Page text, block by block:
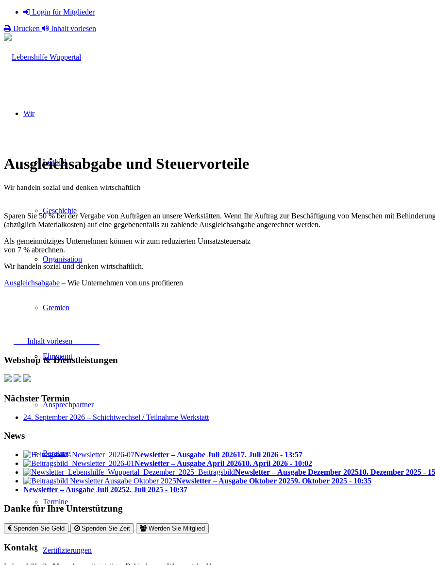
Login für Mitglieder
Drucken
Inhalt vorlesen
Wir
Leitbild
Geschichte
Organisation
Gremien
Ehrenamt
Ansprechpartner
Beratung
Termine
Zertifizierungen
Ausgleichsabgabe und Steuervorteile
Wir handeln sozial und denken wirtschaftlich
Sparen Sie 50 % bei der Vergabe von Aufträgen an unsere Werkstätten. Wenn Ihr Auftrag zur Beschäftigung von Menschen mit
(abzüglich Materialkosten) auf eine gegebenenfalls zu zahlende Ausgleichsabgabe angerechnet werden.
Als gemeinnütziges Unternehmen können wir zum reduzierten Umsatzsteuersatz
von 7 % abrechnen.
Wir handeln sozial und denken wirtschaftlich.
Ausgleichsabgabe – Wie Unternehmen von uns profitieren
Inhalt vorlesen
Webshop & Dienstleistungen
Nächster Termin
24. September 2026 – Schichtwechsel / Teilnahme Werkstatt
News
Newsletter – Ausgabe Juli 202617. Juli 2026 - 13:57
Newsletter – Ausgabe April 202610. April 2026 - 10:02
Newsletter – Ausgabe Dezember 202510. Dezember 2025 -
Newsletter – Ausgabe Oktober 20259. Oktober 2025 - 10:35
Newsletter – Ausgabe Juli 20252. Juli 2025 - 10:37
Danke für Ihre Unterstützung
Spenden Sie Geld Spenden Sie Zeit Werden Sie Mitglied
Kontakt